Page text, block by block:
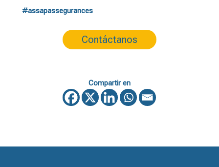
#assapassegurances
Contáctanos
Compartir en